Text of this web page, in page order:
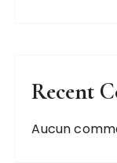
Recent
Aucun